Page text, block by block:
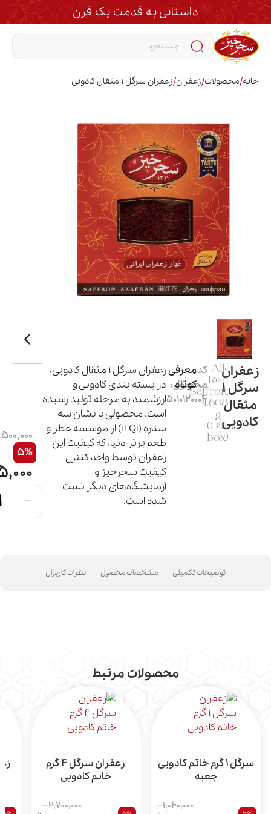
داستانی به قدمت یک قرن
خانه/محصولات/زعفران/زعفران سرگل 1 مثقال کادویی
زعفران
سرگل 1
مثقال
کادویی
All
Red
Saffron,
4.608
g
(Gift
box)
کد
محصول:
5010120004
معرفی
کوتاه
زعفران سرگل ۱ مثقال کادویی،
در بسته بندی کادویی و
ارزشمند به مرحله تولید رسیده
است. محصولی با نشان سه
ستاره (iTQi) از موسسه عطر و
طعم برتر دنیا، که کیفیت این
زعفران توسط واحد کنترل
کیفیت سحرخیز و
آزمایشگاه‌های دیگر تست
شده است.
5%
-
توضیحات تکمیلی مشخصات محصول نظرات کاربران
محصولات مرتبط
سرگل 1 گرم خاتم کادویی
جعبه
1,040,000
زعفران سرگل 4 گرم
خاتم کادویی
2,700,000